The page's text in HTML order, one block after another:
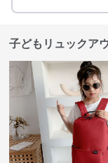
子どもリュックア